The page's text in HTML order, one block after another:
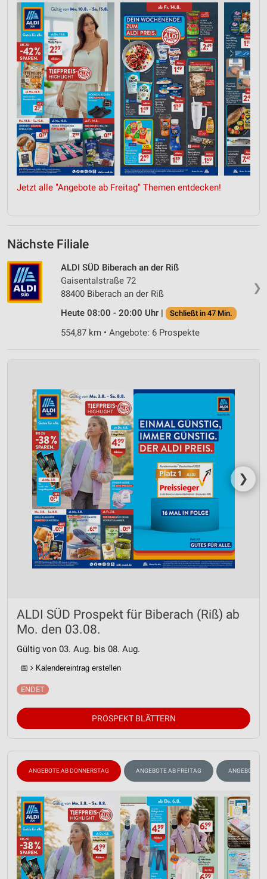
Jetzt alle "Angebote ab Freitag" Themen entdecken!
Nächste Filiale
❯
ALDI SÜD Biberach an der Riß
Gaisentalstraße 72
88400 Biberach an der Riß
Heute 08:00 - 20:00 Uhr |
Schließt in 47 Min.
554,87 km • Angebote: 6 Prospekte
❯
ALDI SÜD Prospekt für Biberach (Riß) ab
Mo. den 03.08.
Gültig von 03. Aug. bis 08. Aug.
📅 Kalendereintrag erstellen
PROSPEKT BLÄTTERN
ANGEBOTE AB DONNERSTAG ANGEBOTE AB FREITAG ANGEBOTE